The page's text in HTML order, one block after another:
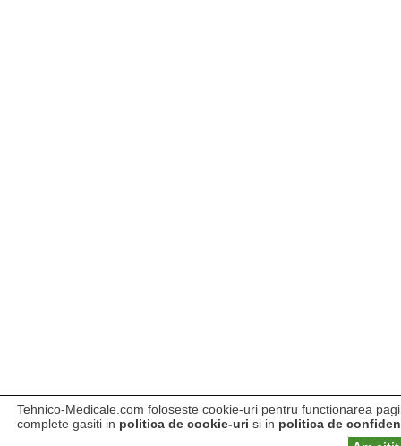
Tehnico-Medicale.com foloseste cookie-uri pentru functionarea
complete gasiti in politica de cookie-uri si in politica de